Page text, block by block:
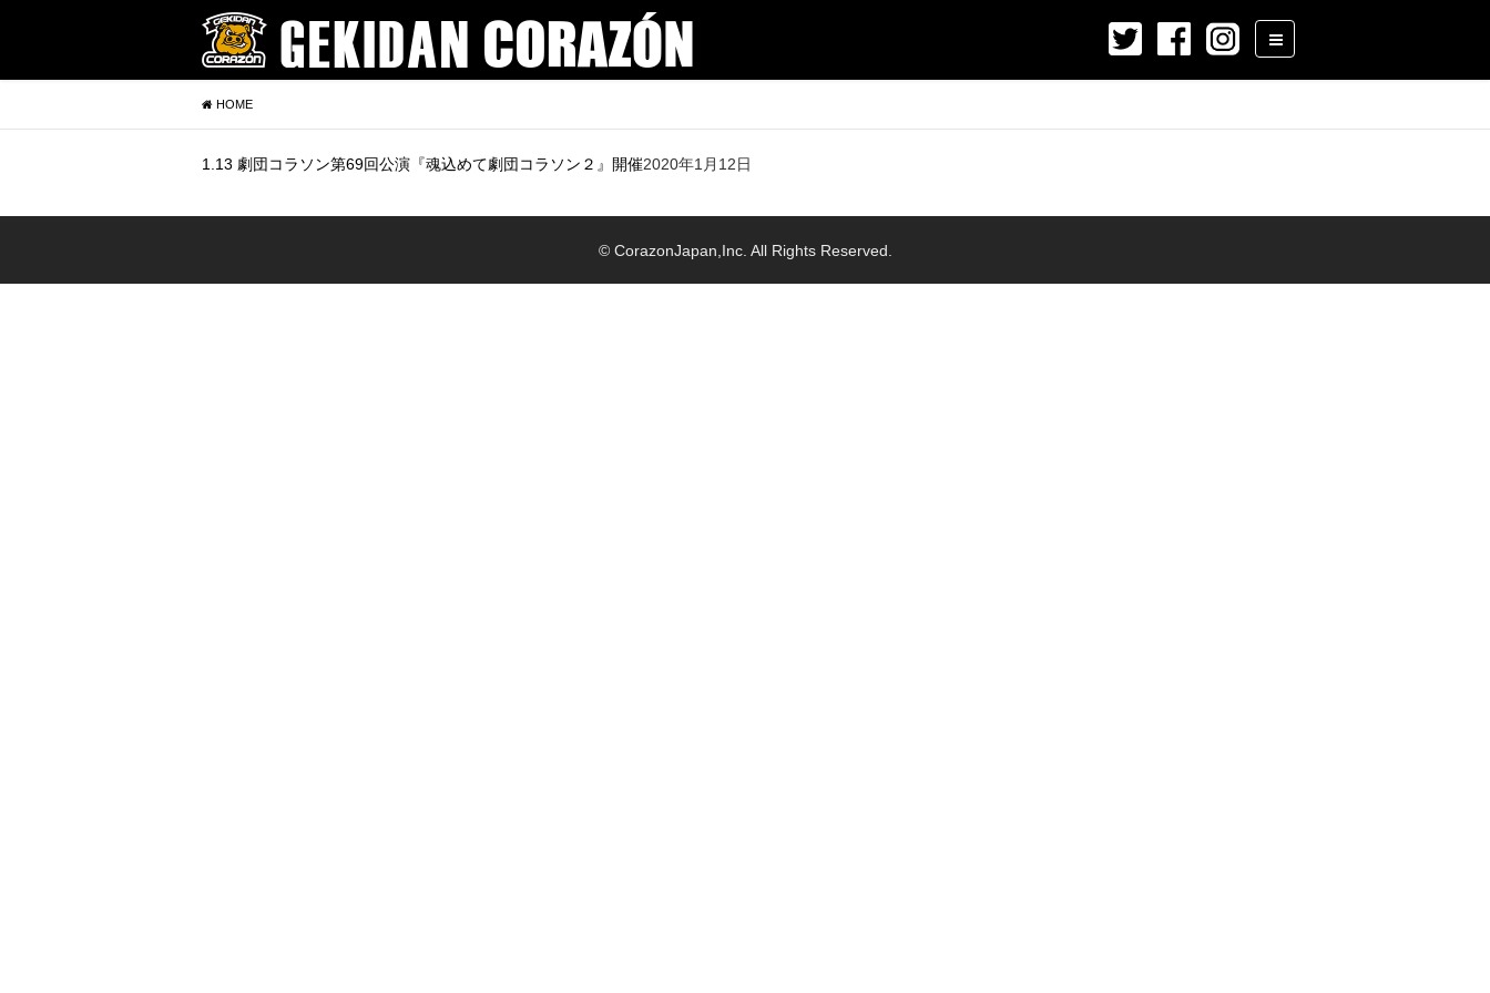
HOME
1.13 劇団コラソン第69回公演『魂込めて劇団コラソン２』開催2020年1月12日
© CorazonJapan,Inc. All Rights Reserved.